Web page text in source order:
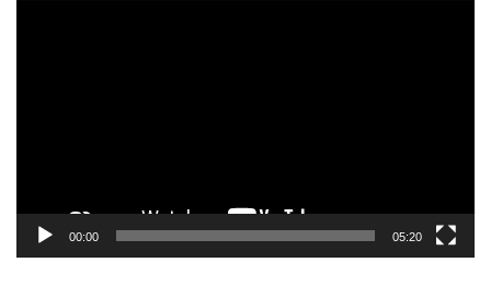
00:00 05:20